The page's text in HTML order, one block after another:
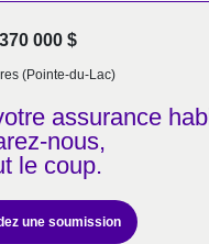
000 $
(Pointe-du-Lac)
assurance
nous,
le coup.
une soumission